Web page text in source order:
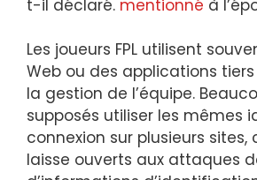
t-il déclaré. mentionné à
Les joueurs FPL utilisent
Web ou des applications
la gestion de l’équipe.
supposés utiliser les mêmes
connexion sur plusieurs sites,
laisse ouverts aux attaques